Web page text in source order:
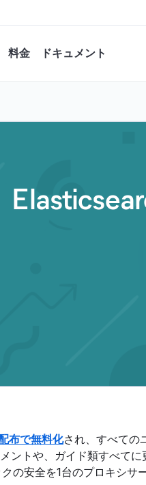
料金 ドキュメント
布で無料化され、すべての
ントや、ガイド類すべてに
の安全を1台のプロキシサ